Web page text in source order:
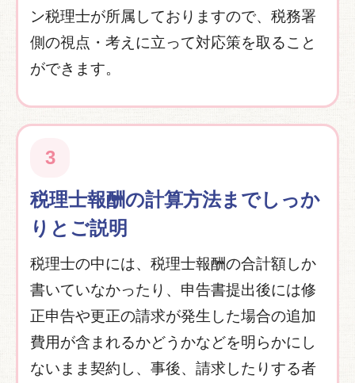
ン税理士が所属しておりますので、税務署
側の視点・考えに立って対応策を取ること
ができます。
3
税理士報酬の計算方法までしっか
りとご説明
税理士の中には、税理士報酬の合計額しか
書いていなかったり、申告書提出後には修
正申告や更正の請求が発生した場合の追加
費用が含まれるかどうかなどを明らかにし
ないまま契約し、事後、請求したりする者